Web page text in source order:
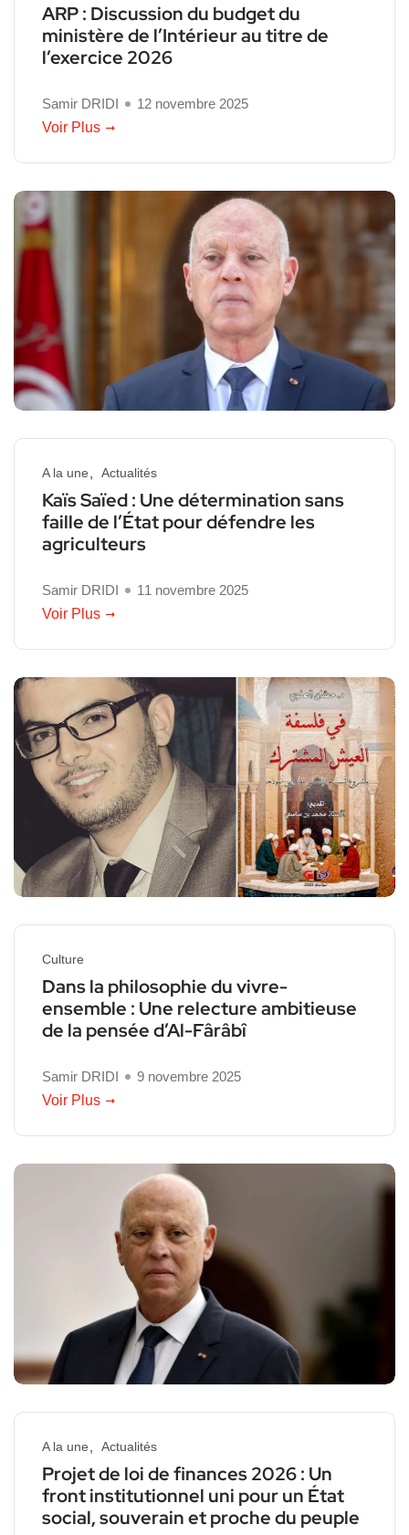
ARP : Discussion du budget du
ministère de l’Intérieur au titre de
l’exercice 2026
Samir DRIDI
12 novembre 2025
Voir Plus
A la une Actualités
Kaïs Saïed : Une détermination sans
faille de l’État pour défendre les
agriculteurs
Samir DRIDI
11 novembre 2025
Voir Plus
Culture
Dans la philosophie du vivre-
ensemble : Une relecture ambitieuse
de la pensée d’Al-Fârâbî
Samir DRIDI
9 novembre 2025
Voir Plus
A la une Actualités
Projet de loi de finances 2026 : Un
front institutionnel uni pour un État
social, souverain et proche du peuple